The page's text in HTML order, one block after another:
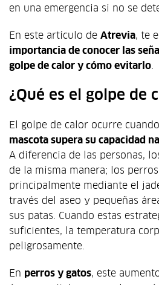
en una emergencia si no se
En este artículo de Atrevia, te
importancia de conocer las
golpe de calor y cómo evitarlo.
¿Qué es el golpe de
El golpe de calor ocurre cuando
mascota supera su capacidad
A diferencia de las personas,
de la misma manera; los
principalmente mediante el
través del aseo y pequeñas
sus patas. Cuando estas
suficientes, la temperatura
peligrosamente.
En perros y gatos, este